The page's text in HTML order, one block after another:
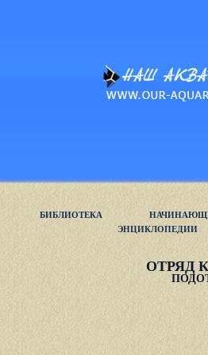
БИБЛИОТЕКА
ЭНЦИКЛОПЕДИИ
ОТРЯД